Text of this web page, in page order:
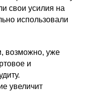
свои усилия на
использовали
возможно, уже
и
увеличит